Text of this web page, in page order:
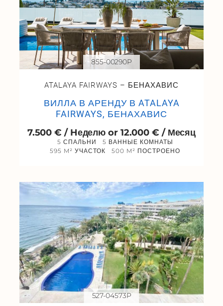
ATALAYA FAIRWAYS – БЕНАХАВИС
ВИЛЛА В АРЕНДУ В ATALAYA
FAIRWAYS, БЕНАХАВИС
7.500 € / Hеделю or 12.000 € / Месяц
5 СПАЛЬНИ
5 ВАННЫЕ КОМНАТЫ
595 M² УЧАСТОК
500 M² ПОСТРОЕНО
855-00290P
527-04573P